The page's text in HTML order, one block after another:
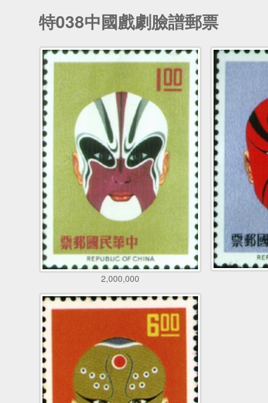
特038中國戲劇臉譜郵票
2,000,000